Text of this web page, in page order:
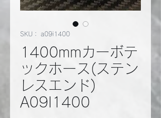
SKU： a09i1400
1400mmカーボテ
ックホース(ステン
レスエンド)
A09I1400